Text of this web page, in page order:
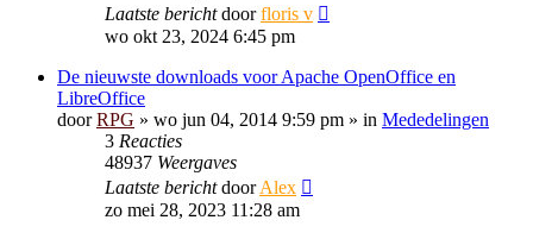
Laatste berichtdoorfloris v
wo okt 23, 2024 6:45 pm
De nieuwste downloads voor Apache OpenOffice en
LibreOffice
doorRPG » wo jun 04, 2014 9:59 pm » in Mededelingen
3 Reacties
48937 Weergaves
Laatste berichtdoorAlex
zo mei 28, 2023 11:28 am